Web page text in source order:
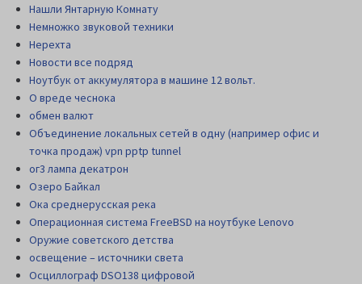
Нашли Янтарную Комнату
Немножко звуковой техники
Нерехта
Новости все подряд
Ноутбук от аккумулятора в машине 12 вольт.
О вреде чеснока
обмен валют
Объединение локальных сетей в одну (например офис и
точка продаж) vpn pptp tunnel
ог3 лампа декатрон
Озеро Байкал
Ока среднерусская река
Операционная система FreeBSD на ноутбуке Lenovo
Оружие советского детства
освещение – источники света
Осциллограф DSO138 цифровой